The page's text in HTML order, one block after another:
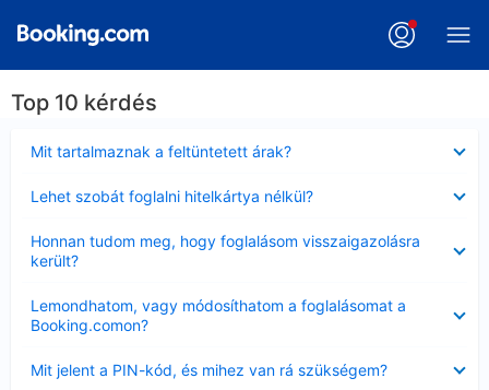
Top 10 kérdés
Mit tartalmaznak a feltüntetett árak?
Lehet szobát foglalni hitelkártya nélkül?
Honnan tudom meg, hogy foglalásom visszaigazolásra
került?
Lemondhatom, vagy módosíthatom a foglalásomat a
Booking.comon?
Mit jelent a PIN-kód, és mihez van rá szükségem?